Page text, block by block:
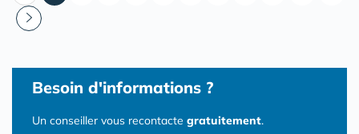
Besoin d'informations ?
Un conseiller vous recontacte gratuitement.